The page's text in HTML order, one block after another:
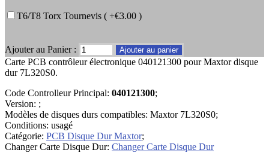
T6/T8 Torx Tournevis ( +€3.00 )
Ajouter au Panier :
Carte PCB contrôleur électronique 040121300 pour Maxtor disque
dur 7L320S0.
Code Controlleur Principal: 040121300;
Version: ;
Modèles de disques durs compatibles: Maxtor 7L320S0;
Conditions: usagé
Catégorie: PCB Disque Dur Maxtor;
Changer Carte Disque Dur: Changer Carte Disque Dur